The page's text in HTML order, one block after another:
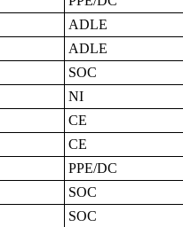
ADLE
ADLE
SOC
NI
CE
CE
PPE/DC
SOC
SOC